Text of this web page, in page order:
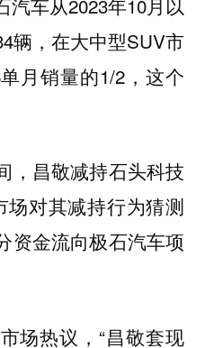
辆，在大中型SUV市
月销量的1/2，这个
，昌敬减持石头科技
对其减持行为猜测
资金流向极石汽车项
场热议，“昌敬套现